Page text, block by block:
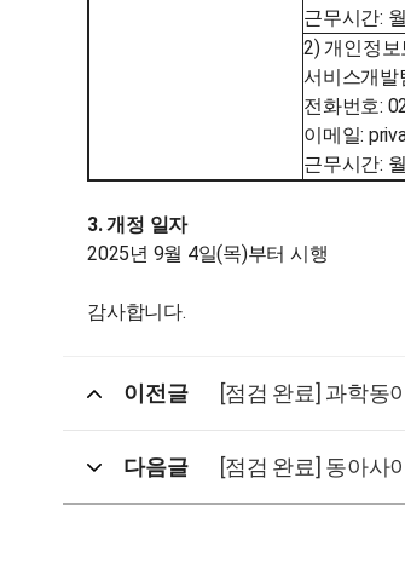
근무시간:
2) 개인정
서비스개발
전화번호:
이메일:
근무시간:
3. 개정 일자
2025년 9월 4일(목)부터 시행
감사합니다.
이전글 [점검 완료] 과학동
다음글 [점검 완료] 동아사